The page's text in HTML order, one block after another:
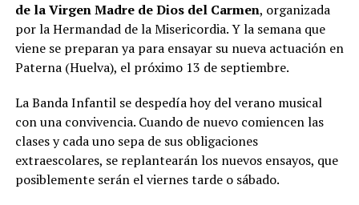
de la Virgen Madre de Dios del Carmen, organizada
por la Hermandad de la Misericordia. Y la semana que
viene se preparan ya para ensayar su nueva actuación en
Paterna (Huelva), el próximo 13 de septiembre.
La Banda Infantil se despedía hoy del verano musical
con una convivencia. Cuando de nuevo comiencen las
clases y cada uno sepa de sus obligaciones
extraescolares, se replantearán los nuevos ensayos, que
posiblemente serán el viernes tarde o sábado.